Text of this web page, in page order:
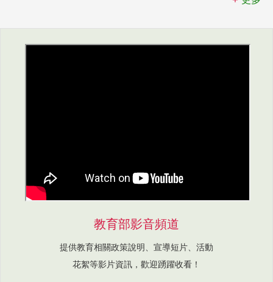
教育部影音頻道
提供教育相關政策說明、宣導短片、活動
花絮等影片資訊，歡迎踴躍收看！